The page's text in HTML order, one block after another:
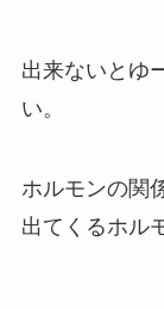
出来ないとゆ
い。
ホルモンの関
出てくるホル